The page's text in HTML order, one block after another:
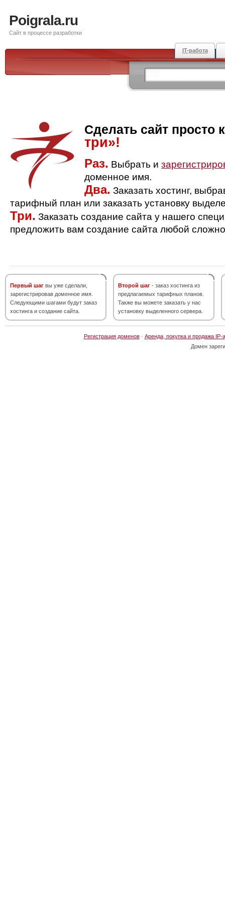
Poigrala.ru
Сайт в процессе разработки
IT-работа
Сделать сайт просто
три»!
Раз. Выбрать и
доменное имя.
Два. Заказать хостинг,
тарифный план или заказать установку
Три. Заказать создание сайта у нашего
предложить вам создание сайта любой
Первый шаг вы уже сделали,
зарегистрировав доменное имя.
Следующими шагами будут заказ
хостинга и создание сайта.
Второй шаг - заказ хостинга из
предлагаемых тарифных планов.
Также вы можете заказать у нас
установку выделенного сервера.
Регистрация доменов· Аренда, покупка и продажа IP-
Домен